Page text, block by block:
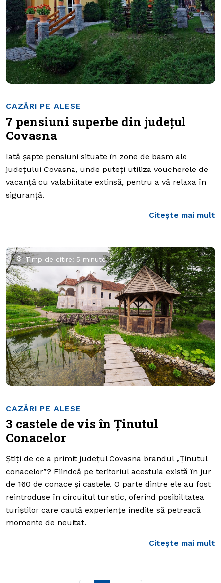
CAZĂRI PE ALESE
7 pensiuni superbe din județul
Covasna
Iată șapte pensiuni situate în zone de basm ale
județului Covasna, unde puteți utiliza voucherele de
vacanță cu valabilitate extinsă, pentru a vă relaxa în
siguranță.
Citește mai mult
Timp de citire: 5 minute
CAZĂRI PE ALESE
3 castele de vis în Ținutul
Conacelor
Știți de ce a primit județul Covasna brandul „Ţinutul
conacelor”? Fiindcă pe teritoriul acestuia există în jur
de 160 de conace și castele. O parte dintre ele au fost
reintroduse în circuitul turistic, oferind posibilitatea
turiștilor care caută experiențe inedite să petreacă
momente de neuitat.
Citește mai mult